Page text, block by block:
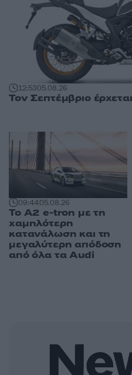
12:5305.08.26
Τον Σεπτέμβριο
09:4405.08.26
Το A2 e-tron με τη
χαμηλότερη
κατανάλωση και τη
μεγαλύτερη απόδοση
από όλα τα Audi